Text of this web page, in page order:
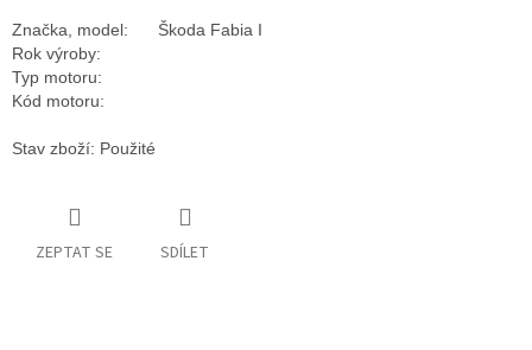
Značka, model:
Škoda Fabia I
Rok výroby:
Typ motoru:
Kód motoru:
Stav zboží: Použité
ZEPTAT SE SDÍLET